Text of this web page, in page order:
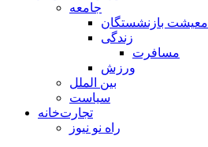
جامعه
معیشت بازنشستگان
زندگی
مسافرت
ورزش
بین الملل
سیاست
تجارت‌خانه
راه نو نیوز